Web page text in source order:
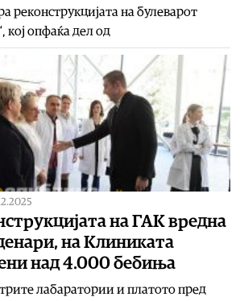
реконструкцијата на булеварот
кој опфаќа дел од
на ГАК вредна
на Клиниката
над 4.000 бебиња
лабаратории и платото пред